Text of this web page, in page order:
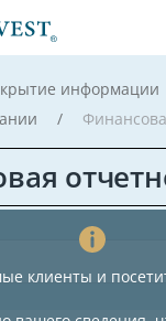
информации
клиенты и